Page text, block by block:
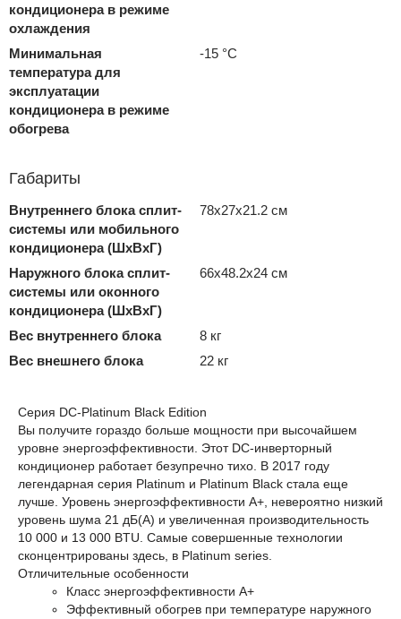
кондиционера в режиме
охлаждения
Минимальная
температура для
эксплуатации
кондиционера в режиме
обогрева
-15 °С
Габариты
Внутреннего блока сплит-
системы или мобильного
кондиционера (ШxВxГ)
78x27x21.2 см
Наружного блока сплит-
системы или оконного
кондиционера (ШxВxГ)
66x48.2x24 см
Вес внутреннего блока
8 кг
Вес внешнего блока
22 кг
Серия DC-Platinum Black Edition
Вы получите гораздо больше мощности при высочайшем
уровне энергоэффективности. Этот DC-инверторный
кондиционер работает безупречно тихо. В 2017 году
легендарная серия Platinum и Platinum Black стала еще
лучше. Уровень энергоэффективности A+, невероятно низкий
уровень шума 21 дБ(A) и увеличенная производительность
10 000 и 13 000 BTU. Самые совершенные технологии
сконцентрированы здесь, в Platinum series.
Отличительные особенности
Класс энергоэффективности A+
Эффективный обогрев при температуре наружного